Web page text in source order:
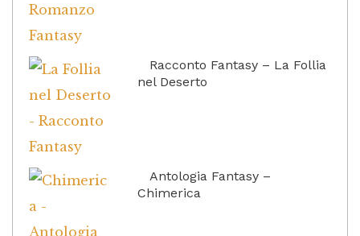
Racconto Fantasy – La Follia
nel Deserto
Antologia Fantasy –
Chimerica